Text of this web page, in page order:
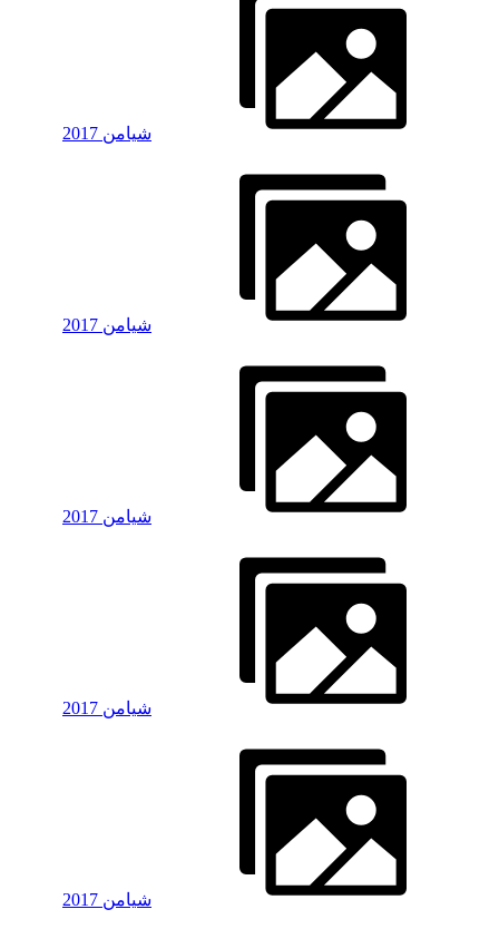
شیامن 2017
شیامن 2017
شیامن 2017
شیامن 2017
شیامن 2017